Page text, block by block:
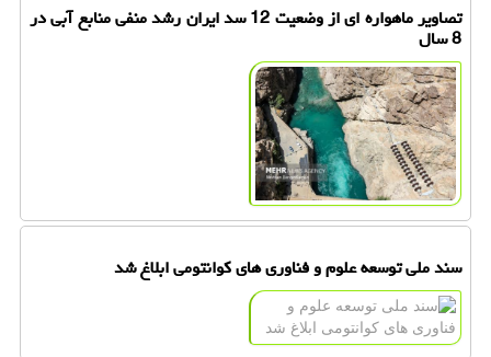
تصاویر ماهواره ای از وضعیت 12 سد ایران رشد منفی منابع آبی در
8 سال
سند ملی توسعه علوم و فناوری های کوانتومی ابلاغ شد